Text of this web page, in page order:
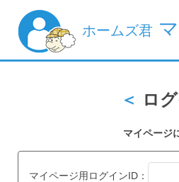
ホームズ君
ロ
マイページ
マイページ用ログインID：